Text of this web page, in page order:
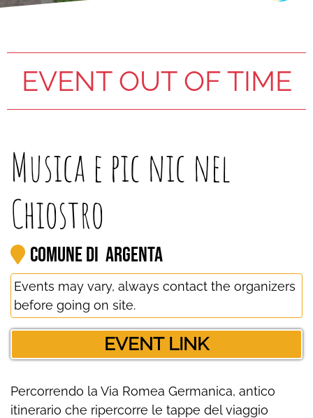
EVENT OUT OF TIME
Musica e pic nic nel
Chiostro
Comune di Argenta
Events may vary, always contact the organizers
before going on site.
EVENT LINK
Percorrendo la Via Romea Germanica, antico
itinerario che ripercorre le tappe del viaggio